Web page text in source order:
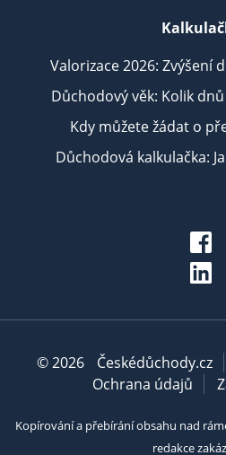
Valorizace 2026: Zvýšení
Důchodový věk: Kolik
Kdy můžete žádat o
Důchodová kalkulačka:
© 2026 Českédůchody.cz
Ochrana údajů
Kopírování a přebírání obsahu nad
redakce